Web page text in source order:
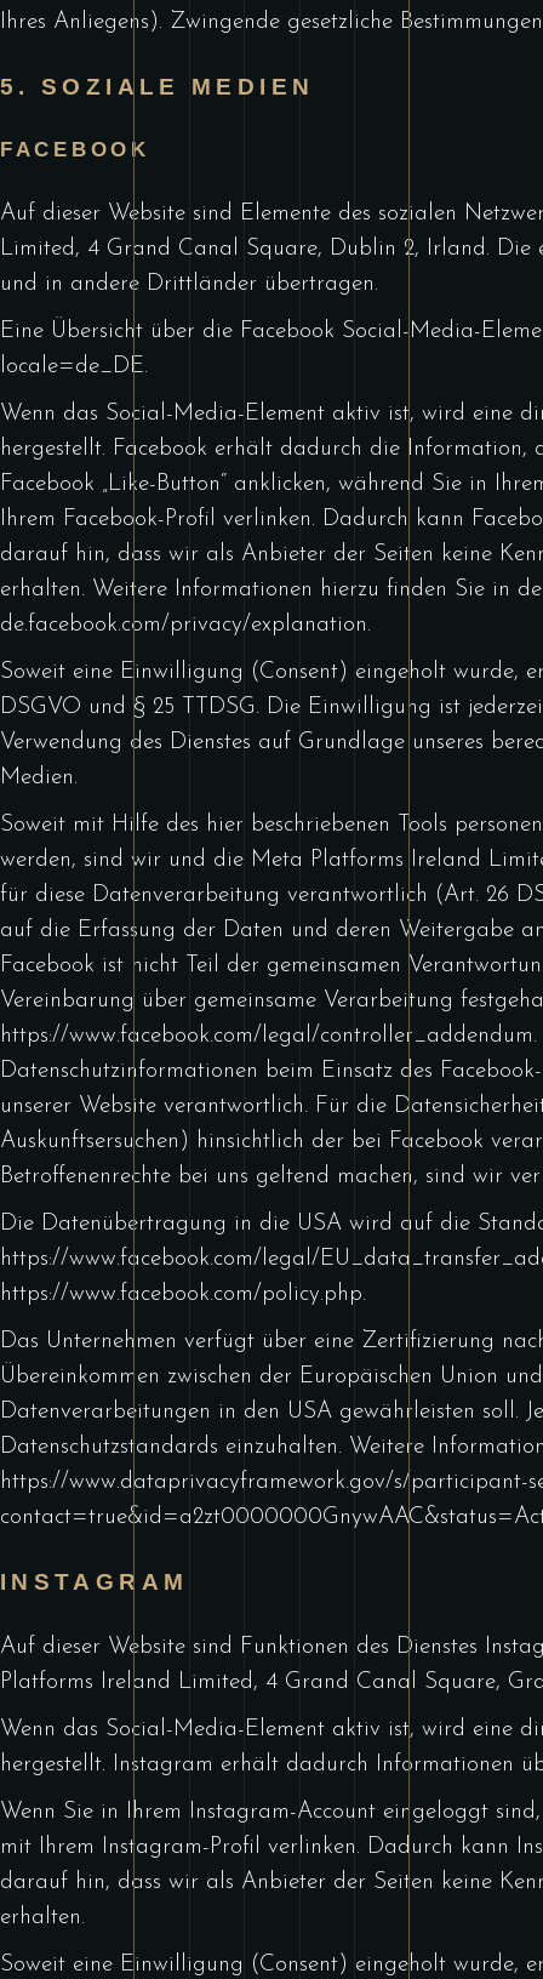
Ihres Anliegens). Zwingende gesetzliche
5. SOZIALE MEDIEN
FACEBOOK
Auf dieser Website sind Elemente des sozialen
Limited, 4 Grand Canal Square, Dublin 2, Irland. Die
und in andere Drittländer übertragen.
Eine Übersicht über die Facebook Social-Media-
locale=de_DE.
Wenn das Social-Media-Element aktiv ist, wird eine
hergestellt. Facebook erhält dadurch die Information,
Facebook „Like-Button“ anklicken, während Sie in
Ihrem Facebook-Profil verlinken. Dadurch kann
darauf hin, dass wir als Anbieter der Seiten keine
erhalten. Weitere Informationen hierzu finden Sie in
de.facebook.com/privacy/explanation.
Soweit eine Einwilligung (Consent) eingeholt wurde,
DSGVO und § 25 TTDSG. Die Einwilligung ist
Verwendung des Dienstes auf Grundlage unseres
Medien.
Soweit mit Hilfe des hier beschriebenen Tools
werden, sind wir und die Meta Platforms Ireland
für diese Datenverarbeitung verantwortlich (Art. 26
auf die Erfassung der Daten und deren Weitergabe
Facebook ist nicht Teil der gemeinsamen
Vereinbarung über gemeinsame Verarbeitung
https://www.facebook.com/legal/controller_addendum
Datenschutzinformationen beim Einsatz des
unserer Website verantwortlich. Für die
Auskunftsersuchen) hinsichtlich der bei Facebook
Betroffenenrechte bei uns geltend machen, sind wir
Die Datenübertragung in die USA wird auf die
https://www.facebook.com/legal/
https://www.facebook.com/policy.php.
Das Unternehmen verfügt über eine Zertifizierung
Übereinkommen zwischen der Europäischen Union
Datenverarbeitungen in den USA gewährleisten soll.
Datenschutzstandards einzuhalten. Weitere
https://www.dataprivacyframework.gov/s/participant-
INSTAGRAM
Auf dieser Website sind Funktionen des Dienstes
Platforms Ireland Limited, 4 Grand Canal Square,
Wenn das Social-Media-Element aktiv ist, wird eine
hergestellt. Instagram erhält dadurch Informationen
Wenn Sie in Ihrem Instagram-Account eingeloggt
mit Ihrem Instagram-Profil verlinken. Dadurch kann
darauf hin, dass wir als Anbieter der Seiten keine
erhalten.
Soweit eine Einwilligung (Consent) eingeholt wurde,